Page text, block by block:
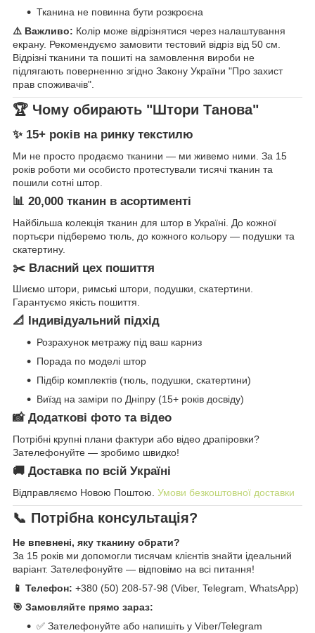
Тканина не повинна бути розкроєна
⚠️ Важливо: Колір може відрізнятися через налаштування
екрану. Рекомендуємо замовити тестовий відріз від 50 см.
Відрізні тканини та пошиті на замовлення вироби не
підлягають поверненню згідно Закону України "Про захист
прав споживачів".
🏆 Чому обирають "Штори Танова"
✨ 15+ років на ринку текстилю
Ми не просто продаємо тканини — ми живемо ними. За 15
років роботи ми особисто протестували тисячі тканин та
пошили сотні штор.
📊 20,000 тканин в асортименті
Найбільша колекція тканин для штор в Україні. До кожної
портьєри підберемо тюль, до кожного кольору — подушки та
скатертину.
✂️ Власний цех пошиття
Шиємо штори, римські штори, подушки, скатертини.
Гарантуємо якість пошиття.
📐 Індивідуальний підхід
Розрахунок метражу під ваш карниз
Порада по моделі штор
Підбір комплектів (тюль, подушки, скатертини)
Виїзд на заміри по Дніпру (15+ років досвіду)
📸 Додаткові фото та відео
Потрібні крупні плани фактури або відео драпіровки?
Зателефонуйте — зробимо швидко!
🚚 Доставка по всій Україні
Відправляємо Новою Поштою. Умови безкоштовної доставки
📞 Потрібна консультація?
Не впевнені, яку тканину обрати?
За 15 років ми допомогли тисячам клієнтів знайти ідеальний
варіант. Зателефонуйте — відповімо на всі питання!
📱 Телефон: +380 (50) 208-57-98 (Viber, Telegram, WhatsApp)
🎯 Замовляйте прямо зараз:
✅ Зателефонуйте або напишіть у Viber/Telegram